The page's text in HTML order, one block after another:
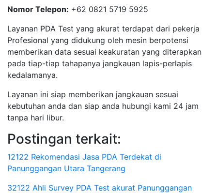
Nomor Telepon: +62 0821 5719 5925
Layanan PDA Test yang akurat terdapat dari pekerja
Profesional yang didukung oleh mesin berpotensi
memberikan data sesuai keakuratan yang diterapkan
pada tiap-tiap tahapanya jangkauan lapis-perlapis
kedalamanya.
Layanan ini siap memberikan jangkauan sesuai
kebutuhan anda dan siap anda hubungi kami 24 jam
tanpa hari libur.
Postingan terkait:
12122 Rekomendasi Jasa PDA Terdekat di
Panunggangan Utara Tangerang
32122 Ahli Survey PDA Test akurat Panunggangan